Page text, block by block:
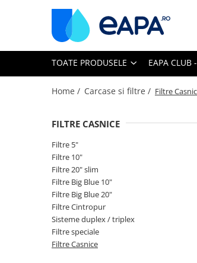
Toate Produsele
Dedurizare
Dedurizator tip Cabinet
Dedurizator Simplex
Filtre 20" slim
Filtre Big Blue 10"
Filtre Big Blue 20"
Filtre Cintropur
TOATE PRODUSELE EAPA CLUB
Home / Carcase si filtre / Filtre
FILTRE CASNICE
Filtre 5"
Filtre 10"
Filtre 20" slim
Filtre Big Blue 10"
Filtre Big Blue 20"
Filtre Cintropur
Sisteme duplex / triplex
Filtre speciale
Filtre Casnice